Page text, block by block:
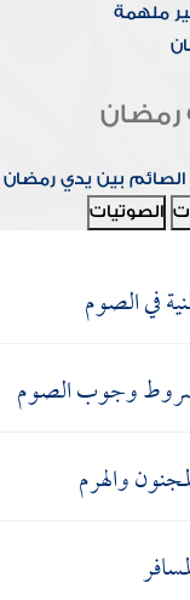
رمضان
الصائم بين يدي رمضان
الصوتيات
في الصوم
وجوب الصوم
والهرم